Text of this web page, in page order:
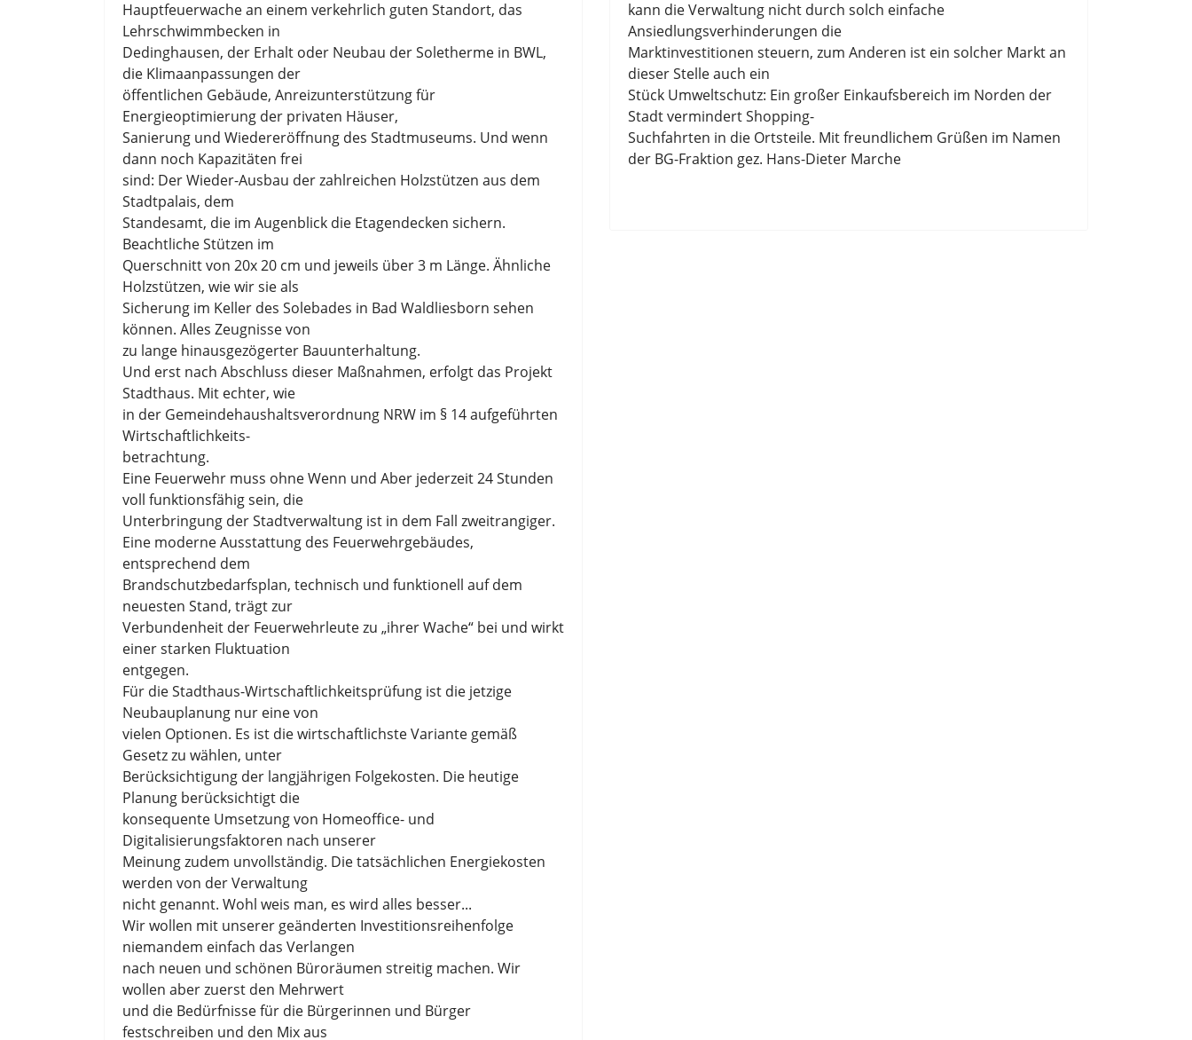
Hauptfeuerwache an einem verkehrlich guten Standort, das
Lehrschwimmbecken in
Dedinghausen, der Erhalt oder Neubau der Soletherme in BWL,
die Klimaanpassungen der
öffentlichen Gebäude, Anreizunterstützung für
Energieoptimierung der privaten Häuser,
Sanierung und Wiedereröffnung des Stadtmuseums. Und wenn
dann noch Kapazitäten frei
sind: Der Wieder-Ausbau der zahlreichen Holzstützen aus dem
Stadtpalais, dem
Standesamt, die im Augenblick die Etagendecken sichern.
Beachtliche Stützen im
Querschnitt von 20x 20 cm und jeweils über 3 m Länge. Ähnliche
Holzstützen, wie wir sie als
Sicherung im Keller des Solebades in Bad Waldliesborn sehen
können. Alles Zeugnisse von
zu lange hinausgezögerter Bauunterhaltung.
Und erst nach Abschluss dieser Maßnahmen, erfolgt das Projekt
Stadthaus. Mit echter, wie
in der Gemeindehaushaltsverordnung NRW im § 14 aufgeführten
Wirtschaftlichkeits-
betrachtung.
Eine Feuerwehr muss ohne Wenn und Aber jederzeit 24 Stunden
voll funktionsfähig sein, die
Unterbringung der Stadtverwaltung ist in dem Fall zweitrangiger.
Eine moderne Ausstattung des Feuerwehrgebäudes,
entsprechend dem
Brandschutzbedarfsplan, technisch und funktionell auf dem
neuesten Stand, trägt zur
Verbundenheit der Feuerwehrleute zu „ihrer Wache“ bei und wirkt
einer starken Fluktuation
entgegen.
Für die Stadthaus-Wirtschaftlichkeitsprüfung ist die jetzige
Neubauplanung nur eine von
vielen Optionen. Es ist die wirtschaftlichste Variante gemäß
Gesetz zu wählen, unter
Berücksichtigung der langjährigen Folgekosten. Die heutige
Planung berücksichtigt die
konsequente Umsetzung von Homeoffice- und
Digitalisierungsfaktoren nach unserer
Meinung zudem unvollständig. Die tatsächlichen Energiekosten
werden von der Verwaltung
nicht genannt. Wohl weis man, es wird alles besser...
Wir wollen mit unserer geänderten Investitionsreihenfolge
niemandem einfach das Verlangen
nach neuen und schönen Büroräumen streitig machen. Wir
wollen aber zuerst den Mehrwert
und die Bedürfnisse für die Bürgerinnen und Bürger
festschreiben und den Mix aus
kann die Verwaltung nicht durch solch einfache
Ansiedlungsverhinderungen die
Marktinvestitionen steuern, zum Anderen ist ein solcher Markt an
dieser Stelle auch ein
Stück Umweltschutz: Ein großer Einkaufsbereich im Norden der
Stadt vermindert Shopping-
Suchfahrten in die Ortsteile. Mit freundlichem Grüßen im Namen
der BG-Fraktion gez. Hans-Dieter Marche